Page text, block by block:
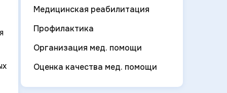
Медицинская реабилитация
Профилактика
Организация мед. помощи
Оценка качества мед. помощи